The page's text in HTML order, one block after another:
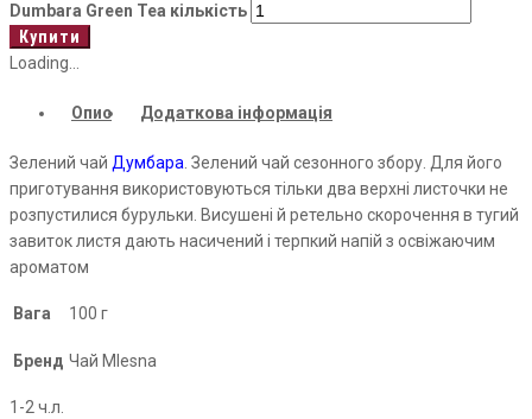
Dumbara Green Tea кількість
Купити
Loading...
Опис Додаткова інформація
Зелений чай Думбара. Зелений чай сезонного збору. Для його
приготування використовуються тільки два верхні листочки не
розпустилися бурульки. Висушені й ретельно скорочення в тугий
завиток листя дають насичений і терпкий напій з освіжаючим
ароматом
Вага 100 г
Бренд Чай Mlesna
1-2 ч.л.